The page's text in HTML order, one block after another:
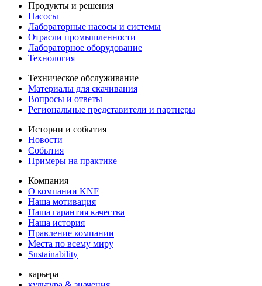
Продукты и решения
Насосы
Лабораторные насосы и системы
Отрасли промышленности
Лабораторное оборудование
Технология
Техническое обслуживание
Материалы для скачивания
Вопросы и ответы
Региональные представители и партнеры
Истории и события
Новости
События
Примеры на практике
Компания
О компании KNF
Наша мотивация
Наша гарантия качества
Наша история
Правление компании
Места по всему миру
Sustainability
карьера